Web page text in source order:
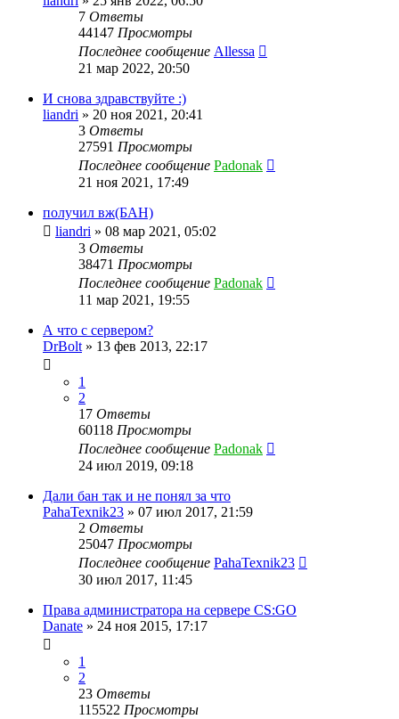
7 Ответы
44147 Просмотры
Последнее сообщение Allessa
21 мар 2022, 20:50
И снова здравствуйте :)
liandri » 20 ноя 2021, 20:41
3 Ответы
27591 Просмотры
Последнее сообщение Padonak
21 ноя 2021, 17:49
получил вж(БАН)
liandri » 08 мар 2021, 05:02
3 Ответы
38471 Просмотры
Последнее сообщение Padonak
11 мар 2021, 19:55
А что с сервером?
DrBolt » 13 фев 2013, 22:17
1
2
17 Ответы
60118 Просмотры
Последнее сообщение Padonak
24 июл 2019, 09:18
Дали бан так и не понял за что
PahaTexnik23 » 07 июл 2017, 21:59
2 Ответы
25047 Просмотры
Последнее сообщение PahaTexnik23
30 июл 2017, 11:45
Права администратора на сервере CS:GO
Danate » 24 ноя 2015, 17:17
1
2
23 Ответы
115522 Просмотры